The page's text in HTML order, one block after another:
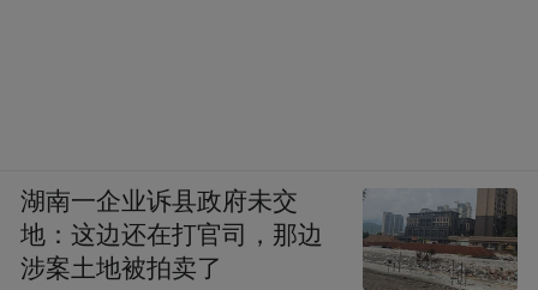
湖南一企业诉县政府未交
地：这边还在打官司，那边
涉案土地被拍卖了